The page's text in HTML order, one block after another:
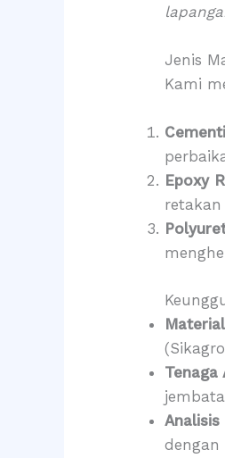
Jenis
Kami
Epoxy
Tenaga